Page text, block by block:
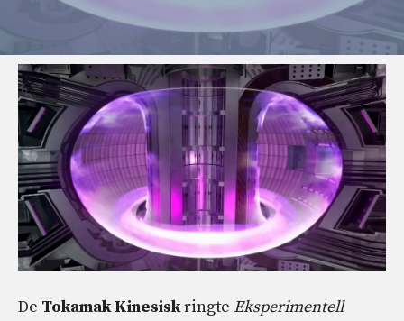
De Tokamak Kinesiskringte Eksperimentell